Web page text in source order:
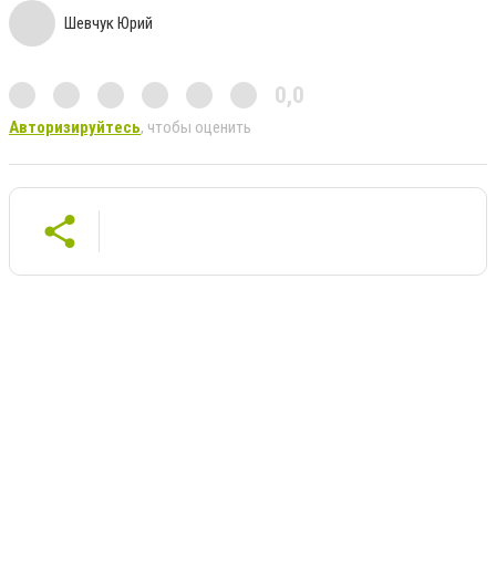
Шевчук Юрий
0,0
Авторизируйтесь, чтобы оценить